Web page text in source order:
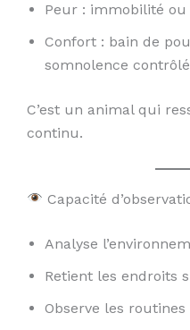
Peur : immobilité
Confort : bain de
somnolence
C’est un animal qui
continu.
Capacité
Analyse
Retient les endroits
Observe les